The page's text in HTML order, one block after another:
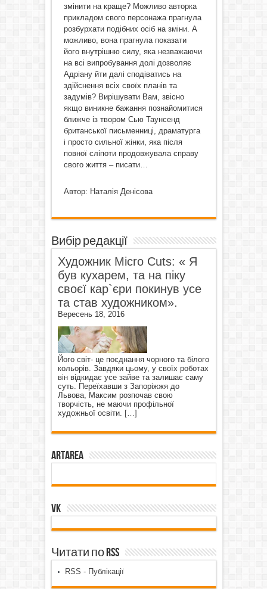
змінити на краще? Можливо авторка
прикладом свого персонажа прагнула
розбурхати подібних осіб на зміни. А
можливо, вона прагнула показати
його внутрішню силу, яка незважаючи
на всі випробування долі дозволяє
Адріану йти далі сподіватись на
здійснення всіх своїх планів та
задумів? Вирішувати Вам, звісно
якщо виникне бажання познайомитися
ближче із твором Сью Таунсенд
британської письменниці, драматурга
і просто сильної жінки, яка після
повної сліпоти продовжувала справу
свого життя – писати…
Автор: Наталія Денісова
Вибір редакції
Художник Micro Cuts: « Я
був кухарем, та на піку
своєї кар`єри покинув усе
та став художником».
Вересень 18, 2016
Його світ- це поєднання чорного та білого
кольорів. Завдяки цьому, у своїх роботах
він відкидає усе зайве та залишає саму
суть. Переїхавши з Запоріжжя до
Львова, Максим розпочав свою
творчість, не маючи профільної
художньої освіти. […]
ArtArea
VK
Читати по RSS
RSS - Публікації